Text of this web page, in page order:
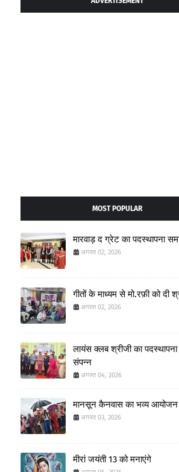
MOST POPULAR
मारवाड़ द ग्रेट का पदस्थापना
अगस्त 02, 2026
गीतों के माध्यम से मो.रफ़ी को दी
अगस्त 02, 2026
लायंस क्लब श्रीजी का पदस्थापना
संपन्न
अगस्त 04, 2026
मानसून कैनवास का भव्य आयोजन
अगस्त 03, 2026
मीरां जयंती 13 को मनाएंगे